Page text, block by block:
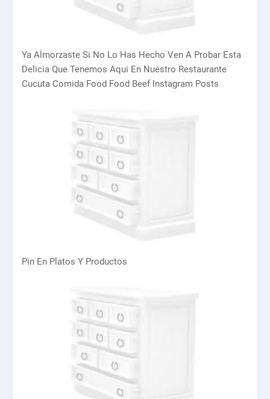
Ya Almorzaste Si No Lo Has Hecho Ven A Probar Esta
Delicia Que Tenemos Aqui En Nuestro Restaurante
Cucuta Comida Food Food Beef Instagram Posts
Pin En Platos Y Productos